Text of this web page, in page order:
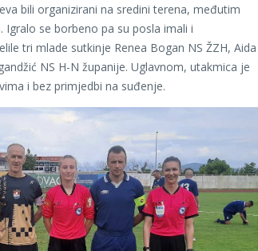
bili organizirani na sredini terena, međutim
se borbeno pa su posla imali i
tri mlade sutkinje Renea Bogan NS ŽZH, Aida
NS H-N županije. Uglavnom, utakmica je
i bez primjedbi na suđenje.